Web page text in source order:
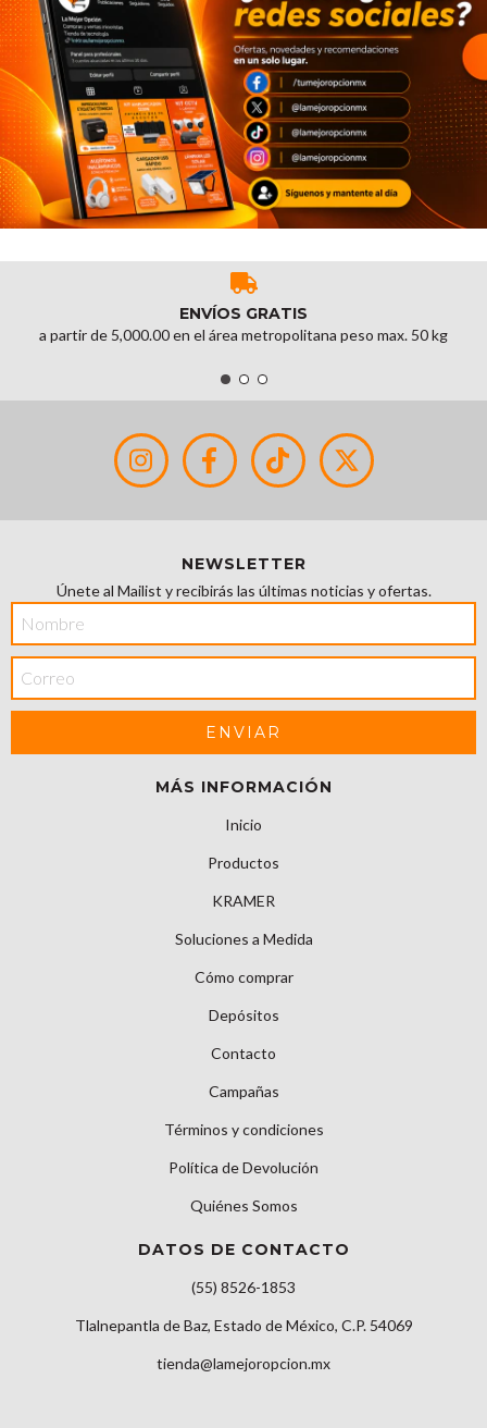
ENVÍOS GRATIS
a partir de 5,000.00 en el área metropolitana peso max. 50 kg
NEWSLETTER
Únete al Mailist y recibirás las últimas noticias y ofertas.
MÁS INFORMACIÓN
Inicio
Productos
KRAMER
Soluciones a Medida
Cómo comprar
Depósitos
Contacto
Campañas
Términos y condiciones
Política de Devolución
Quiénes Somos
DATOS DE CONTACTO
(55) 8526-1853
Tlalnepantla de Baz, Estado de México, C.P. 54069
tienda@lamejoropcion.mx